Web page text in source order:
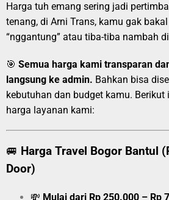
Harga tuh emang sering jadi
tenang, di Arni Trans, kamu gak
“nggantung” atau tiba-tiba nambah
🎯 Semua harga kami transparan
langsung ke admin. Bahkan bisa
kebutuhan dan budget kamu.
harga layanan kami:
🚐 Harga Travel Bogor Bantul
Door)
💸 Mulai dari Rp 250.000 – Rp